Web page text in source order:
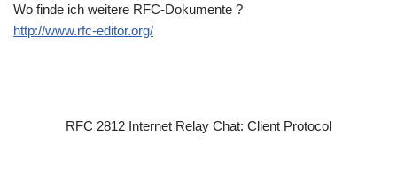
Wo finde ich weitere RFC-Dokumente ?
http://www.rfc-editor.org/
RFC 2812 Internet Relay Chat: Client Protocol